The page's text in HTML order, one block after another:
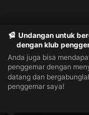
Undangan untuk
dengan klub
Anda juga bisa
penggemar dengan
datang dan
penggemar saya!